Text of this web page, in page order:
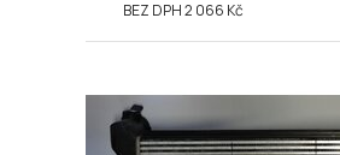
BEZ DPH 2 066 Kč